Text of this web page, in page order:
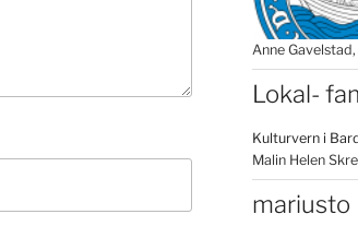
Anne Gavelstad
Lokal-
Kulturvern i
Malin Helen
mariusto